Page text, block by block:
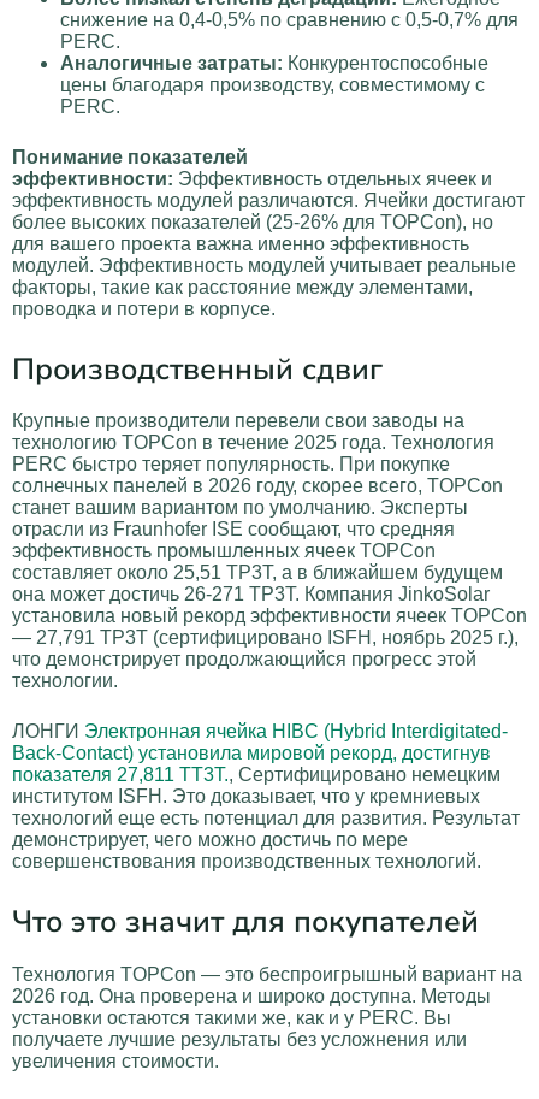
снижение на 0,4-0,5% по сравнению с 0,5-0,7% для
PERC.
Аналогичные затраты: Конкурентоспособные
цены благодаря производству, совместимому с
PERC.
Понимание показателей
эффективности: Эффективность отдельных ячеек и
эффективность модулей различаются. Ячейки достигают
более высоких показателей (25-26% для TOPCon), но
для вашего проекта важна именно эффективность
модулей. Эффективность модулей учитывает реальные
факторы, такие как расстояние между элементами,
проводка и потери в корпусе.
Производственный сдвиг
Крупные производители перевели свои заводы на
технологию TOPCon в течение 2025 года. Технология
PERC быстро теряет популярность. При покупке
солнечных панелей в 2026 году, скорее всего, TOPCon
станет вашим вариантом по умолчанию. Эксперты
отрасли из Fraunhofer ISE сообщают, что средняя
эффективность промышленных ячеек TOPCon
составляет около 25,51 TP3T, а в ближайшем будущем
она может достичь 26-271 TP3T. Компания JinkoSolar
установила новый рекорд эффективности ячеек TOPCon
— 27,791 TP3T (сертифицировано ISFH, ноябрь 2025 г.),
что демонстрирует продолжающийся прогресс этой
технологии.
ЛОНГИ Электронная ячейка HIBC (Hybrid Interdigitated-
Back-Contact) установила мировой рекорд, достигнув
показателя 27,811 ТТ3Т., Сертифицировано немецким
институтом ISFH. Это доказывает, что у кремниевых
технологий еще есть потенциал для развития. Результат
демонстрирует, чего можно достичь по мере
совершенствования производственных технологий.
Что это значит для покупателей
Технология TOPCon — это беспроигрышный вариант на
2026 год. Она проверена и широко доступна. Методы
установки остаются такими же, как и у PERC. Вы
получаете лучшие результаты без усложнения или
увеличения стоимости.